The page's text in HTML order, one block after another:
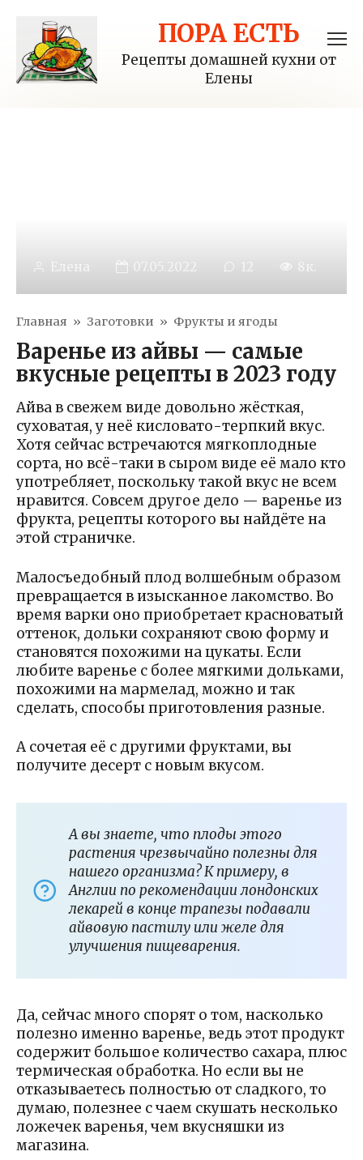
контенту
ПОРА ЕСТЬ
Рецепты домашней кухни от
Елены
Елена 07.05.2022 12 8к.
Главная » Заготовки » Фрукты и ягоды
Варенье из айвы — самые
вкусные рецепты в 2023 году
Айва в свежем виде довольно жёсткая,
суховатая, у неё кисловато-терпкий вкус.
Хотя сейчас встречаются мягкоплодные
сорта, но всё-таки в сыром виде её мало кто
употребляет, поскольку такой вкус не всем
нравится. Совсем другое дело — варенье из
фрукта, рецепты которого вы найдёте на
этой страничке.
Малосъедобный плод волшебным образом
превращается в изысканное лакомство. Во
время варки оно приобретает красноватый
оттенок, дольки сохраняют свою форму и
становятся похожими на цукаты. Если
любите варенье с более мягкими дольками,
похожими на мармелад, можно и так
сделать, способы приготовления разные.
А сочетая её с другими фруктами, вы
получите десерт с новым вкусом.
А вы знаете, что плоды этого
растения чрезвычайно полезны для
нашего организма? К примеру, в
Англии по рекомендации лондонских
лекарей в конце трапезы подавали
айвовую пастилу или желе для
улучшения пищеварения.
Да, сейчас много спорят о том, насколько
полезно именно варенье, ведь этот продукт
содержит большое количество сахара, плюс
термическая обработка. Но если вы не
отказываетесь полностью от сладкого, то
думаю, полезнее с чаем скушать несколько
ложечек варенья, чем вкусняшки из
магазина.